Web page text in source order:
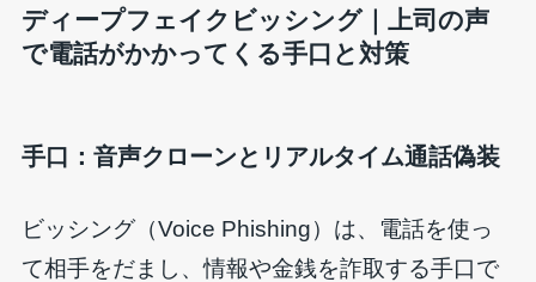
ディープフェイクビッシング｜上司の声
で電話がかかってくる手口と対策
手口：音声クローンとリアルタイム通話偽装
ビッシング（Voice Phishing）は、電話を使っ
て相手をだまし、情報や金銭を詐取する手口で